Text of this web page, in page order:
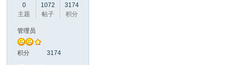
0
主题
1072
帖子
3174
积分
管理员
积分 3174